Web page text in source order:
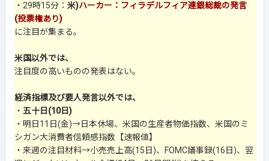
・29時15分： 米)ハーカー：フィラデルフィア連銀総裁の発言
(投票権あり)
に注目が集まる。
米国以外では、
注目度の高いものの発表はない。
経済指標及び要人発言以外では、
・ 五十日(10日)
・明日11日(金)→日本休場、米国の生産者物価指数、米国のミ
シガン大消費者信頼感指数【速報値】
・来週の注目材料→小売売上高(15日)、FOMC議事録(16日)、翌